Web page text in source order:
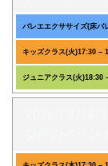
バレエエクササイズ(床バ
キッズクラス(火)17:30 –
ジュニアクラス(火)18:30